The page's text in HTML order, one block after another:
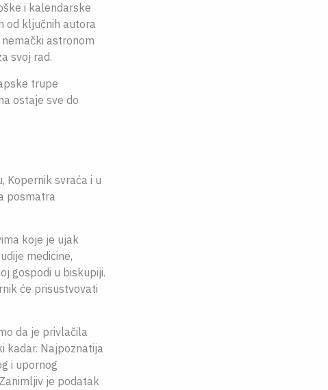
i kalendarske
od ključnih autora
astronom
svoj rad.
trupe
ostaje sve do
Kopernik svraća i u
posmatra
koje je ujak
medicine,
gospodi u biskupiji.
će prisustvovati
da je privlačila
kadar. Najpoznatija
i upornog
je podatak